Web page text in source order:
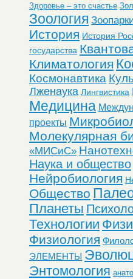
Здоровье – это счастье
Зоология
История История
государства
Климатология
Космонавтика
Лженаука Лингвистика
Медицина
проекты
Молекулярная
«МИСиС»
Наука и общество
Нейробиология
Общество
Планеты
Технологии
Физиология
ЭЛЕМЕНТЫ
Энтомология